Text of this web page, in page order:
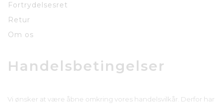
Fortrydelsesret
Retur
Om os
Handelsbetingelser
Vi ønsker at være åbne omkring vores handelsvilkår. Derfor har